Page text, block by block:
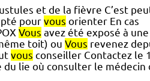
et de la fièvre C’est
pour vous orienter En cas
Vous avez été exposé à
toit) ou Vous revenez
vous conseiller Contactez le
lie où consulter le médecin